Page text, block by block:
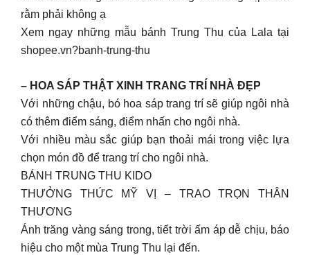
rằm phải không ạ
Xem ngay những mẫu bánh Trung Thu của Lala tại
shopee.vn?banh-trung-thu
– HOA SÁP THẬT XINH TRANG TRÍ NHÀ ĐẸP
Với những chậu, bó hoa sáp trang trí sẽ giúp ngôi nhà
có thêm điểm sáng, điểm nhấn cho ngôi nhà.
Với nhiều màu sắc giúp bạn thoải mái trong việc lựa
chọn món đồ để trang trí cho ngôi nhà.
BÁNH TRUNG THU KIDO
THƯỞNG THỨC MỸ VỊ – TRAO TRỌN THÂN
THƯƠNG
Ánh trăng vàng sáng trong, tiết trời ấm áp dễ chịu, báo
hiệu cho một mùa Trung Thu lại đến.